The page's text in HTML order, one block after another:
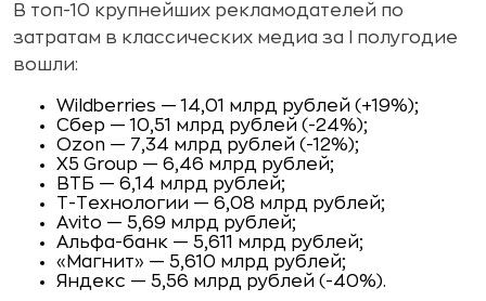
В топ-10 крупнейших рекламодателей по
затратам в классических медиа за I полугодие
вошли:
Wildberries — 14,01 млрд рублей (+19%);
Сбер — 10,51 млрд рублей (-24%);
Ozon — 7,34 млрд рублей (-12%);
Х5 Group — 6,46 млрд рублей;
ВТБ — 6,14 млрд рублей;
Т-Технологии — 6,08 млрд рублей;
Avito — 5,69 млрд рублей;
Альфа-банк — 5,611 млрд рублей;
«Магнит» — 5,610 млрд рублей;
Яндекс — 5,56 млрд рублей (-40%).